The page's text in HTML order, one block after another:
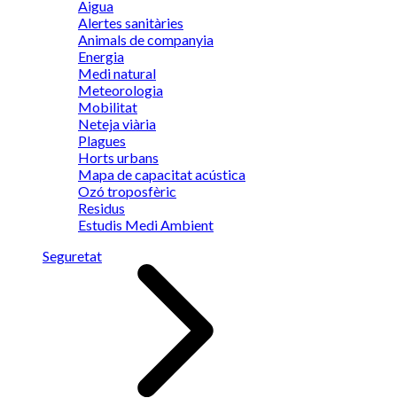
Aigua
Alertes sanitàries
Animals de companyia
Energia
Medi natural
Meteorologia
Mobilitat
Neteja viària
Plagues
Horts urbans
Mapa de capacitat acústica
Ozó troposfèric
Residus
Estudis Medi Ambient
Seguretat